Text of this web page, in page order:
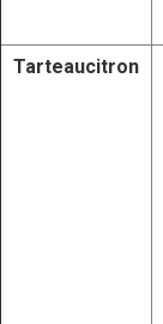
Tarteaucitron